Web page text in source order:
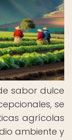
sabor dulce
se
agrícolas
ambiente y